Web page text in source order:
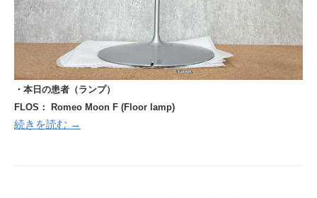
・本日の患者（ランプ）
FLOS： Romeo Moon F (Floor lamp)
続きを読む →